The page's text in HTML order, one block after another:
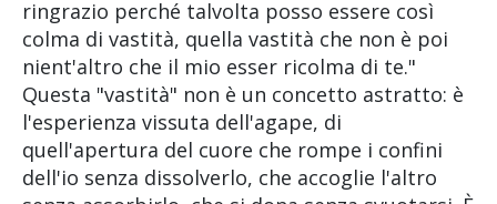
ringrazio perché talvolta posso essere così
colma di vastità, quella vastità che non è poi
nient'altro che il mio esser ricolma di te."
Questa "vastità" non è un concetto astratto: è
l'esperienza vissuta dell'agape, di
quell'apertura del cuore che rompe i confini
dell'io senza dissolverlo, che accoglie l'altro